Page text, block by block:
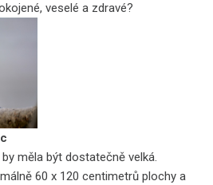
veselé a zdravé?
měla být dostatečně velká.
60 x 120 centimetrů plochy a